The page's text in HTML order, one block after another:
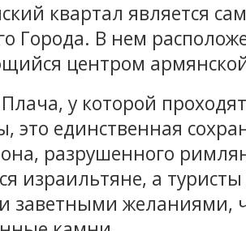
квартал является
Города. В нем
центром
у которой
это единственная
разрушенного
израильтяне, а туристы
заветными желаниями,